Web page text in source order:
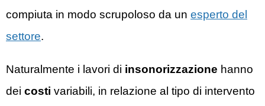
compiuta in modo scrupoloso da un esperto del
settore.
Naturalmente i lavori di insonorizzazione hanno
dei costi variabili, in relazione al tipo di intervento